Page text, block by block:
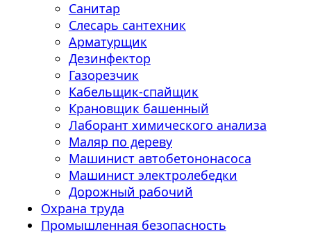
Санитар
Слесарь сантехник
Арматурщик
Дезинфектор
Газорезчик
Кабельщик-спайщик
Крановщик башенный
Лаборант химического анализа
Маляр по дереву
Машинист автобетононасоса
Машинист электролебедки
Дорожный рабочий
Охрана труда
Промышленная безопасность